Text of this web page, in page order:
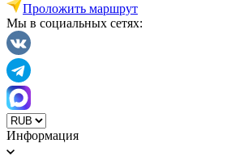
Проложить маршрут
Мы в социальных сетях:
Информация